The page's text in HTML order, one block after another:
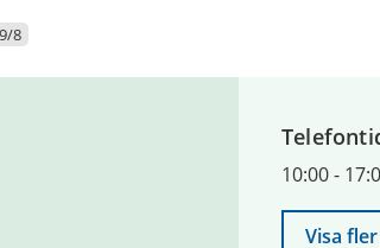
8
10:00-
Visa